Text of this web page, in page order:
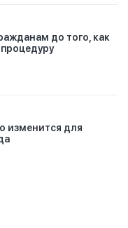
до того, как
изменится для